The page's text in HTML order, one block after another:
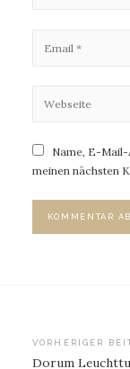
Name, E-Mail-
meinen nächsten
VORHERIGER
Dorum